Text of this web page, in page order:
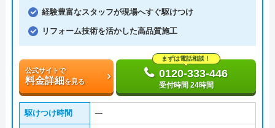
経験豊富なスタッフが現場へすぐ駆けつけ
リフォーム技術を活かした高品質施工
公式サイトで
料金詳細を見る
まずは電話相談！
0120-333-446
受付時間 24時間
駆けつけ時間 ―